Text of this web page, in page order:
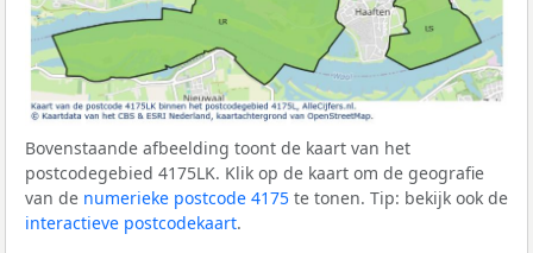
Bovenstaande afbeelding toont de kaart van het
postcodegebied 4175LK. Klik op de kaart om de geografie
van de numerieke postcode 4175 te tonen. Tip: bekijk ook de
interactieve postcodekaart.